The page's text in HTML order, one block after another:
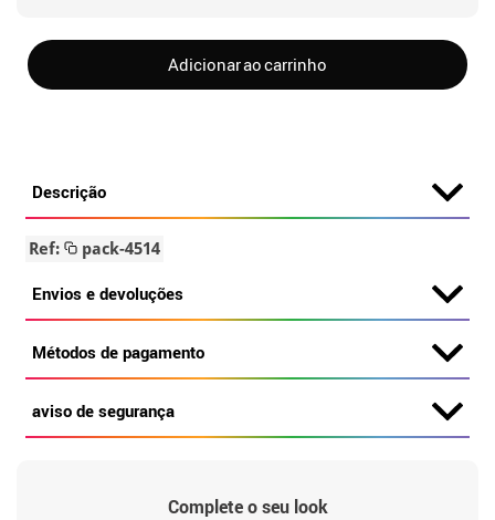
Adicionar ao carrinho
Descrição
Ref: pack-4514
Envios e devoluções
Métodos de pagamento
aviso de segurança
Complete o seu look